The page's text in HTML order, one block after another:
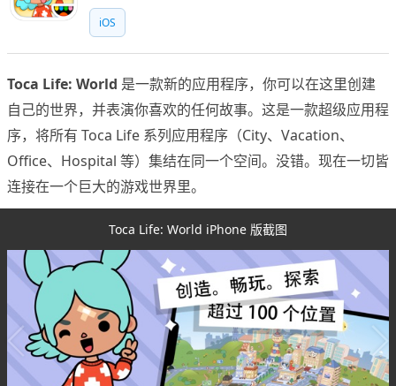
iOS
Toca Life: World 是一款新的应用程序，你可以在这里创建
自己的世界，并表演你喜欢的任何故事。这是一款超级应用程
序，将所有 Toca Life 系列应用程序（City、Vacation、
Office、Hospital 等）集结在同一个空间。没错。现在一切皆
连接在一个巨大的游戏世界里。
Toca Life: World iPhone 版截图